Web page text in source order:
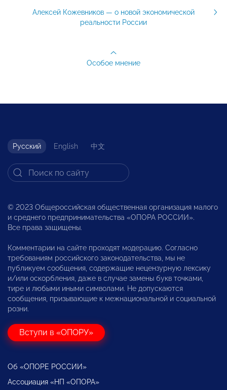
Алексей Кожевников — о новой экономической
реальности России
Особое мнение
Русский English 中文
© 2023 Общероссийская общественная организация малого
и среднего предпринимательства «ОПОРА РОССИИ».
Все права защищены.
Комментарии на сайте проходят модерацию. Согласно
требованиям российского законодательства, мы не
публикуем сообщения, содержащие нецензурную лексику
и/или оскорбления, даже в случае замены букв точками,
тире и любыми иными символами. Не допускаются
сообщения, призывающие к межнациональной и социальной
розни.
Вступи в «ОПОРУ»
Об «ОПОРЕ РОССИИ»
Ассоциация «НП «ОПОРА»